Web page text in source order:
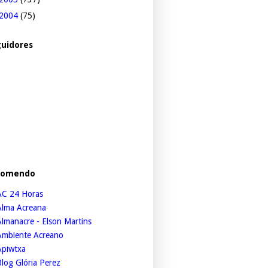
2004 (75)
24 Horas
Acreana
- Elson Martins
Acreano
Glória Perez